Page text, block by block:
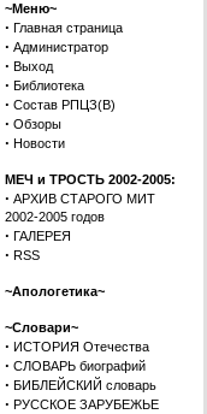
~Меню~
· Главная страница
· Администратор
· Выход
· Библиотека
· Состав РПЦЗ(В)
· Обзоры
· Новости
МЕЧ и ТРОСТЬ 2002-2005:
· АРХИВ СТАРОГО МИТ
2002-2005 годов
· ГАЛЕРЕЯ
· RSS
~Апологетика~
~Словари~
· ИСТОРИЯ Отечества
· СЛОВАРЬ биографий
· БИБЛЕЙСКИЙ словарь
· РУССКОЕ ЗАРУБЕЖЬЕ